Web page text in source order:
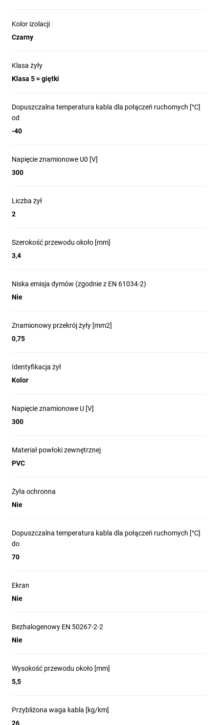
Kolor izolacji
Czarny
Klasa żyły
Klasa 5 = giętki
Dopuszczalna temperatura kabla dla połączeń ruchomych [°C]
od
-40
Napięcie znamionowe U0 [V]
300
Liczba żył
2
Szerokość przewodu około [mm]
3,4
Niska emisja dymów (zgodnie z EN 61034-2)
Nie
Znamionowy przekrój żyły [mm2]
0,75
Identyfikacja żył
Kolor
Napięcie znamionowe U [V]
300
Materiał powłoki zewnętrznej
PVC
Żyła ochronna
Nie
Dopuszczalna temperatura kabla dla połączeń ruchomych [°C]
do
70
Ekran
Nie
Bezhalogenowy EN 50267-2-2
Nie
Wysokość przewodu około [mm]
5,5
Przybliżona waga kabla [kg/km]
26